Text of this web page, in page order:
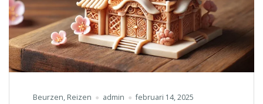
Beurzen, Reizen admin februari 14, 2025